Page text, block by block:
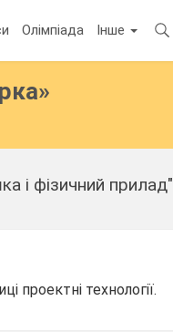
Олімпіада Інше
і фізичний прилад"
проектні технології.